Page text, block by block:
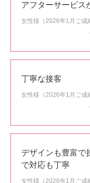
アフターサービス
女性様（2026年1月ご成
丁寧な接客
女性様（2026年1月ご成
デザインも豊富で
で対応も丁寧
女性様（2026年1月ご成